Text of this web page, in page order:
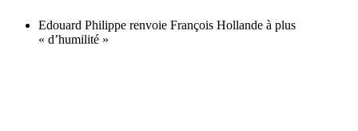
Edouard Philippe renvoie François Hollande à plus
« d’humilité »